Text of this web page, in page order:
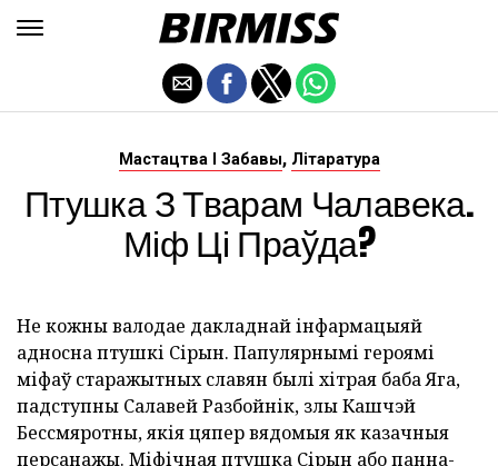
Мастацтва І Забавы, Літаратура
Птушка З Тварам Чалавека.
Міф Ці Праўда?
Не кожны валодае дакладнай інфармацыяй
адносна птушкі Сірын. Папулярнымі героямі
міфаў старажытных славян былі хітрая баба Яга,
падступны Салавей Разбойнік, злы Кашчэй
Бессмяротны, якія цяпер вядомыя як казачныя
персанажы. Міфічная птушка Сірын або панна-